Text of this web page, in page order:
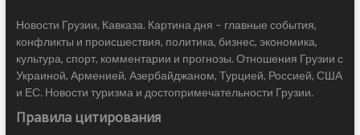
Новости Грузии, Кавказа. Картина дня – главные события,
конфликты и происшествия, политика, бизнес, экономика,
культура, спорт, комментарии и прогнозы. Отношения Грузии с
Украиной, Арменией, Азербайджаном, Турцией, Россией, США
и ЕС. Новости туризма и достопримечательности Грузии.
Правила цитирования